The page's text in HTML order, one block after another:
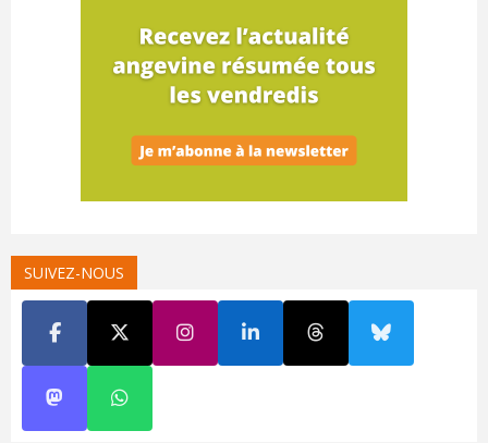
SUIVEZ-NOUS